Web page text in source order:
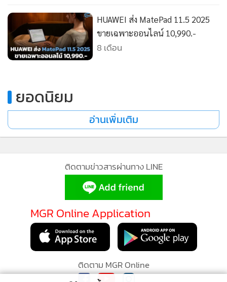
HUAWEI ส่ง MatePad 11.5 2025
ขายเฉพาะออนไลน์ 10,990.-
8 เดือน
ยอดนิยม
อ่านเพิ่มเติม
ติดตามข่าวสารผ่านทาง LINE
MGR Online Application
ติดตาม MGR Online